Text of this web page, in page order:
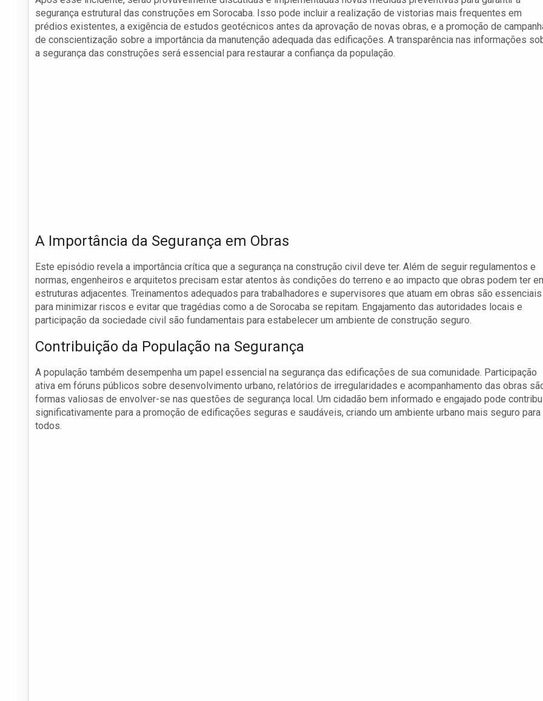
segurança estrutural das construções em Sorocaba. Isso pode incluir a realização de vistorias mais frequentes em
prédios existentes, a exigência de estudos geotécnicos antes da aprovação de novas obras, e a promoção de
de conscientização sobre a importância da manutenção adequada das edificações. A transparência nas informações
a segurança das construções será essencial para restaurar a confiança da população.
A Importância da Segurança em Obras
Este episódio revela a importância crítica que a segurança na construção civil deve ter. Além de seguir regulamentos e
normas, engenheiros e arquitetos precisam estar atentos às condições do terreno e ao impacto que obras podem ter
estruturas adjacentes. Treinamentos adequados para trabalhadores e supervisores que atuam em obras são essenciais
para minimizar riscos e evitar que tragédias como a de Sorocaba se repitam. Engajamento das autoridades locais e
participação da sociedade civil são fundamentais para estabelecer um ambiente de construção seguro.
Contribuição da População na Segurança
A população também desempenha um papel essencial na segurança das edificações de sua comunidade. Participação
ativa em fóruns públicos sobre desenvolvimento urbano, relatórios de irregularidades e acompanhamento das obras
formas valiosas de envolver-se nas questões de segurança local. Um cidadão bem informado e engajado pode
significativamente para a promoção de edificações seguras e saudáveis, criando um ambiente urbano mais seguro para
todos.